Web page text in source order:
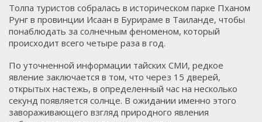
Толпа туристов собралась в историческом парке Пханом
Рунг в провинции Исаан в Бурираме в Таиланде, чтобы
понаблюдать за солнечным феноменом, который
происходит всего четыре раза в год.
По уточненной информации тайских СМИ, редкое
явление заключается в том, что через 15 дверей,
открытых настежь, в определенный час на несколько
секунд появляется солнце. В ожидании именно этого
завораживающего взгляд природного явления